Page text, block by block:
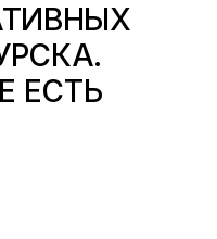
ЕСТЬ